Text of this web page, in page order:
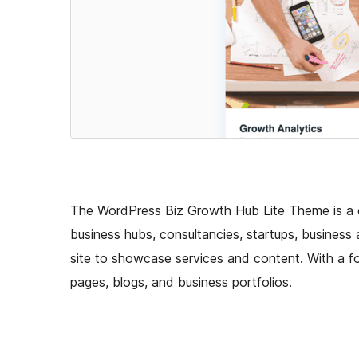
The WordPress Biz Growth Hub Lite Theme is
business hubs, consultancies, startups,
site to showcase services and content. With a
pages, blogs, and business portfolios.